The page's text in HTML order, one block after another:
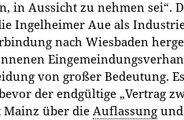
in Aussicht zu nehmen sei“.
Ingelheimer Aue als
nach Wiesbaden
von großer Bedeutung.
der endgültige „Vertrag
Mainz über die Auflassung